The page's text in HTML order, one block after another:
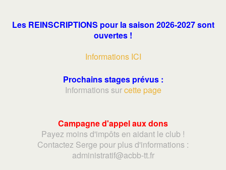
Les REINSCRIPTIONS pour la saison 2026-2027 sont
ouvertes !
Informations ICI
Prochains stages prévus :
Informations surcette page
Campagne d'appel aux dons
Payez moins d'impôts en aidant le club !
Contactez Serge pour plus d'informations :
administratif@acbb-tt.fr